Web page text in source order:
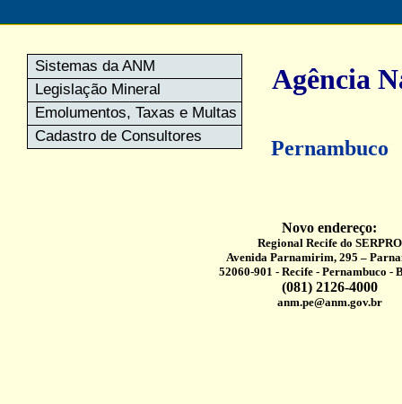
Agência
Pernambuco
Novo endereço:
Regional Recife do SERPRO
Avenida Parnamirim, 295 –
52060-901 - Recife - Pernambuco -
(081) 2126-4000
anm.pe@anm.gov.br
Sistemas da ANM
Legislação Mineral
Emolumentos, Taxas e Multas
Cadastro de Consultores